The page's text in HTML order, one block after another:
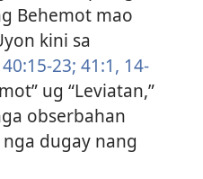
Behemot mao
kini sa
23; 41:1, 14-
ug “Leviatan,”
obserbahan
dugay nang